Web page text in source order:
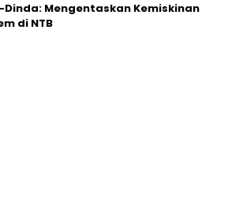
Mengentaskan Kemiskinan
di NTB